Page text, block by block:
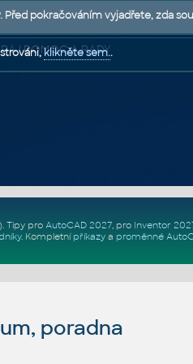
| POMOC A RADY
. Tipy pro AutoCAD 2027, pro Inventor
. Kompletní příkazya proměnné
poradna
pokračováním vyjadřete, zda
klikněte sem..